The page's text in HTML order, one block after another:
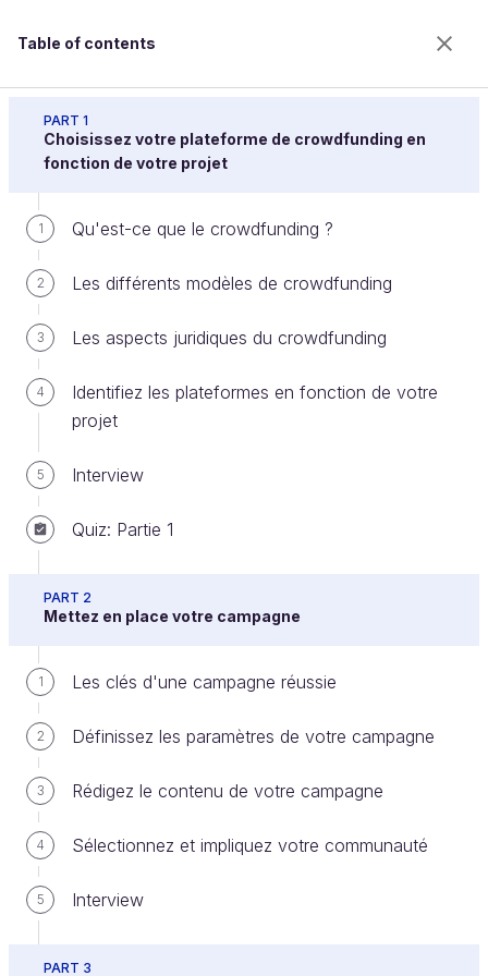
Table of contents
PART 1
Choisissez votre plateforme de crowdfunding en
fonction de votre projet
1 Qu'est-ce que le crowdfunding ?
2 Les différents modèles de crowdfunding
3 Les aspects juridiques du crowdfunding
4
Identifiez les plateformes en fonction de votre
projet
5 Interview
Quiz: Partie 1
PART 2
Mettez en place votre campagne
1 Les clés d'une campagne réussie
2 Définissez les paramètres de votre campagne
3 Rédigez le contenu de votre campagne
4 Sélectionnez et impliquez votre communauté
5 Interview
PART 3
Qu'est-ce qu'une stratégie de
communication en crowdfunding ?
Welcome to the 100% online school for careers with
a future.
Get free access to all the features of this course
(quizzes, videos, unlimited access to all chapters) by
creating an account.
Create an account or log in
En résumé
La stratégie de communication se pense en
C'est un plan d'action pour promouvoir la
l'aide d'outils.
Any feedback to share with us?
diploma?